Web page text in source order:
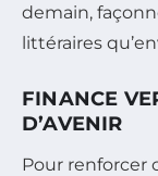
demain,
littéraires
FINANCE
D’AVENIR
Pour renforcer